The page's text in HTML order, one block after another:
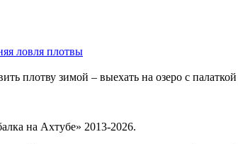
ловля плотвы
плотву зимой – выехать на озеро с
на Ахтубе» 2013-2026.